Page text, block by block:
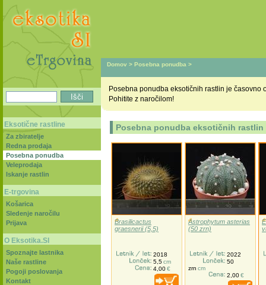
Domov > Posebna ponudba >
Posebna ponudba eksotičnih rastlin je časovno
Pohitite z naročilom!
Posebna ponudba eksotičnih rastlin
Brasilicactus
graesnerii (5,5)
2018
5,5cm
4,00€
Astrophytum asterias
(50 zrn)
2022
50
zrn cm
2,00€
Eksotične rastline
Za zbiratelje
Redna prodaja
Posebna ponudba
Veleprodaja
Iskanje rastlin
E-trgovina
Košarica
Sledenje naročilu
Prijava
O Eksotika.SI
Spoznajte lastnika
Naše rastline
Pogoji poslovanja
Kontakt